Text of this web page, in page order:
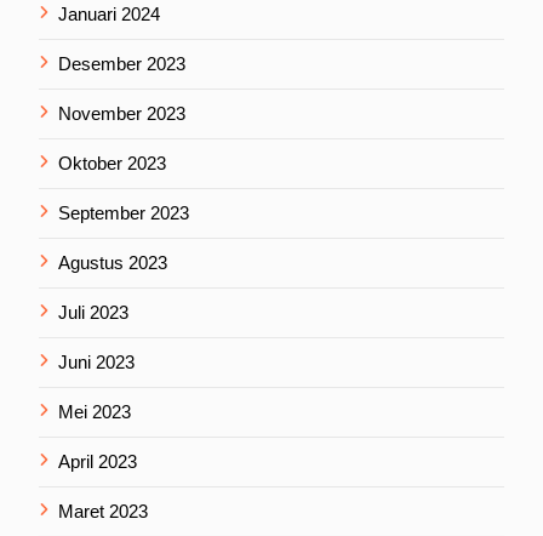
Januari 2024
Desember 2023
November 2023
Oktober 2023
September 2023
Agustus 2023
Juli 2023
Juni 2023
Mei 2023
April 2023
Maret 2023